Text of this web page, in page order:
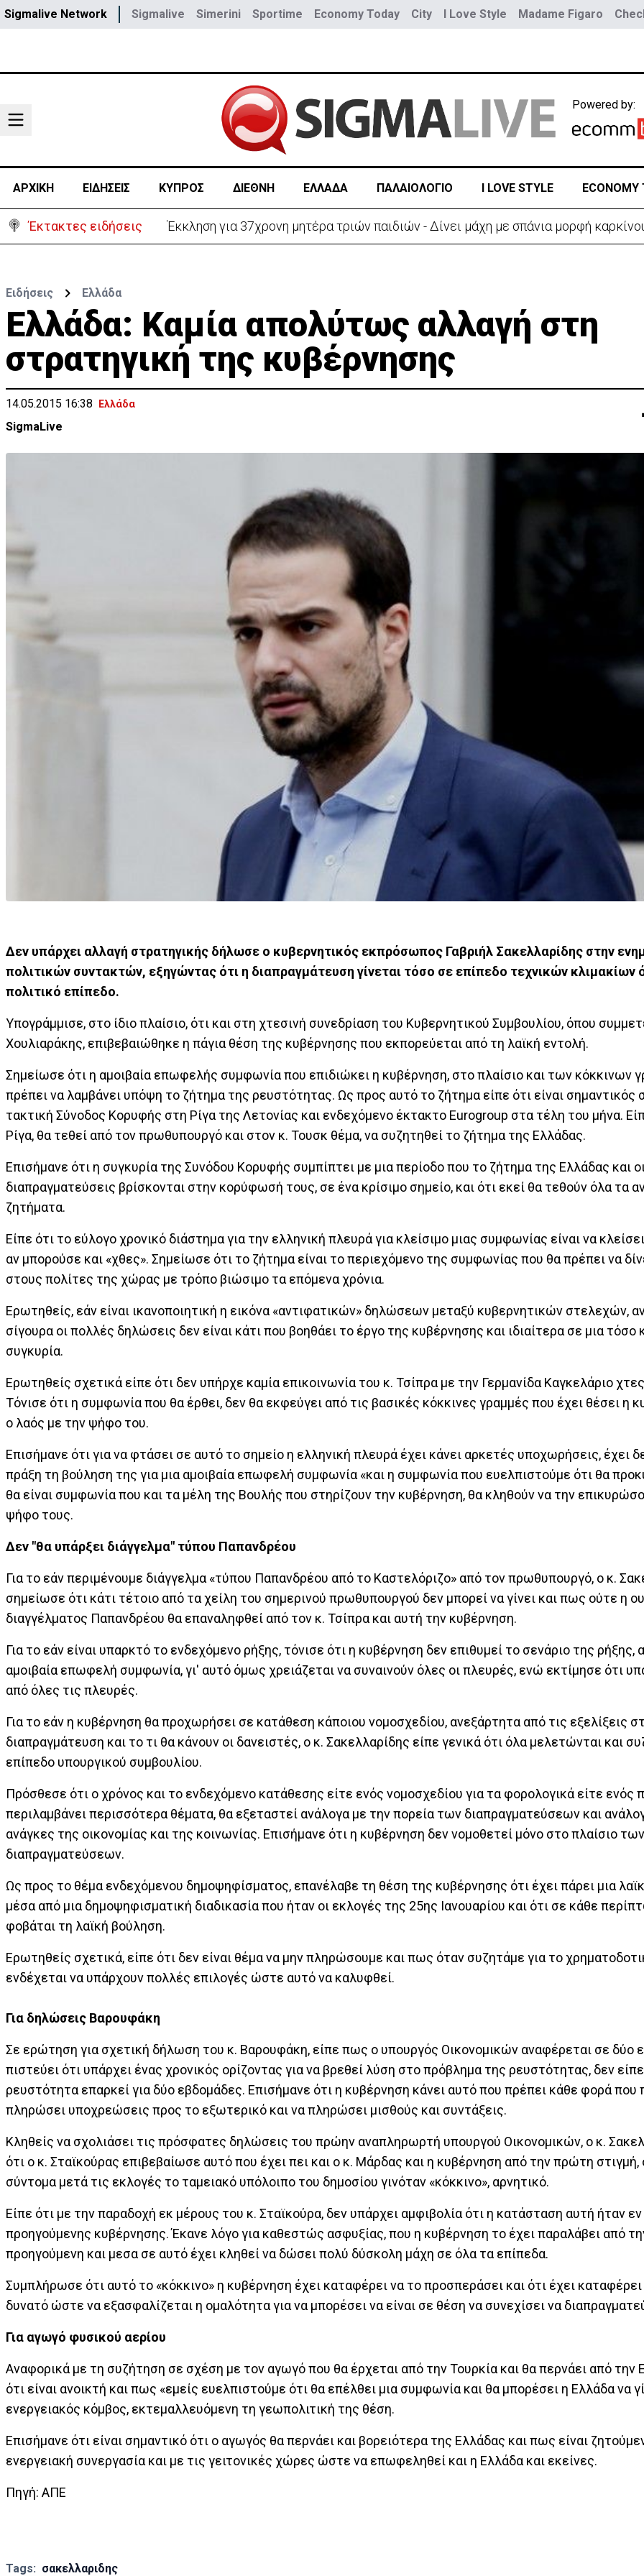
Sigmalive Network Sigmalive Simerini Sportime Economy Today City I Love Style Madame Figaro
Powered by:
ΑΡΧΙΚΗ ΕΙΔΗΣΕΙΣ ΚΥΠΡΟΣ ΔΙΕΘΝΗ ΕΛΛΑΔΑ ΠΑΛΑΙΟΛΟΓΙΟ I LOVE STYLE ECONOMY
Έκτακτες ειδήσεις Έκκληση για 37χρονη μητέρα τριών παιδιών - Δίνει μάχη με σπάνια μορφή
Ειδήσεις Ελλάδα
Eλλάδα: Kαμία απολύτως αλλαγή στη
στρατηγική της κυβέρνησης
14.05.2015 16:38 Ελλάδα
SigmaLive
Δεν υπάρχει αλλαγή στρατηγικής δήλωσε ο κυβερνητικός εκπρόσωπος Γαβριήλ Σακελλαρίδης στην
πολιτικών συντακτών, εξηγώντας ότι η διαπραγμάτευση γίνεται τόσο σε επίπεδο τεχνικών κλιμακίων
πολιτικό επίπεδο.
Υπογράμμισε, στο ίδιο πλαίσιο, ότι και στη χτεσινή συνεδρίαση του Κυβερνητικού Συμβουλίου, όπου
Χουλιαράκης, επιβεβαιώθηκε η πάγια θέση της κυβέρνησης που εκπορεύεται από τη λαϊκή εντολή.
Σημείωσε ότι η αμοιβαία επωφελής συμφωνία που επιδιώκει η κυβέρνηση, στο πλαίσιο και των κόκκινων
πρέπει να λαμβάνει υπόψη το ζήτημα της ρευστότητας. Ως προς αυτό το ζήτημα είπε ότι είναι σημαντικός
τακτική Σύνοδος Κορυφής στη Ρίγα της Λετονίας και ενδεχόμενο έκτακτο Eurogroup στα τέλη του μήνα.
Ρίγα, θα τεθεί από τον πρωθυπουργό και στον κ. Τουσκ θέμα, να συζητηθεί το ζήτημα της Ελλάδας.
Επισήμανε ότι η συγκυρία της Συνόδου Κορυφής συμπίπτει με μια περίοδο που το ζήτημα της Ελλάδας και
διαπραγματεύσεις βρίσκονται στην κορύφωσή τους, σε ένα κρίσιμο σημείο, και ότι εκεί θα τεθούν όλα τα
ζητήματα.
Είπε ότι το εύλογο χρονικό διάστημα για την ελληνική πλευρά για κλείσιμο μιας συμφωνίας είναι να
αν μπορούσε και «χθες». Σημείωσε ότι το ζήτημα είναι το περιεχόμενο της συμφωνίας που θα πρέπει να
στους πολίτες της χώρας με τρόπο βιώσιμο τα επόμενα χρόνια.
Ερωτηθείς, εάν είναι ικανοποιητική η εικόνα «αντιφατικών» δηλώσεων μεταξύ κυβερνητικών στελεχών,
σίγουρα οι πολλές δηλώσεις δεν είναι κάτι που βοηθάει το έργο της κυβέρνησης και ιδιαίτερα σε μια τόσο
συγκυρία.
Ερωτηθείς σχετικά είπε ότι δεν υπήρχε καμία επικοινωνία του κ. Τσίπρα με την Γερμανίδα Καγκελάριο
Τόνισε ότι η συμφωνία που θα έρθει, δεν θα εκφεύγει από τις βασικές κόκκινες γραμμές που έχει θέσει η
ο λαός με την ψήφο του.
Επισήμανε ότι για να φτάσει σε αυτό το σημείο η ελληνική πλευρά έχει κάνει αρκετές υποχωρήσεις, έχει
πράξη τη βούληση της για μια αμοιβαία επωφελή συμφωνία «και η συμφωνία που ευελπιστούμε ότι θα
θα είναι συμφωνία που και τα μέλη της Βουλής που στηρίζουν την κυβέρνηση, θα κληθούν να την
ψήφο τους.
Δεν "θα υπάρξει διάγγελμα" τύπου Παπανδρέου
Για το εάν περιμένουμε διάγγελμα «τύπου Παπανδρέου από το Καστελόριζο» από τον πρωθυπουργό, ο κ.
σημείωσε ότι κάτι τέτοιο από τα χείλη του σημερινού πρωθυπουργού δεν μπορεί να γίνει και πως ούτε η
διαγγέλματος Παπανδρέου θα επαναληφθεί από τον κ. Τσίπρα και αυτή την κυβέρνηση.
Για το εάν είναι υπαρκτό το ενδεχόμενο ρήξης, τόνισε ότι η κυβέρνηση δεν επιθυμεί το σενάριο της ρήξης,
αμοιβαία επωφελή συμφωνία, γι' αυτό όμως χρειάζεται να συναινούν όλες οι πλευρές, ενώ εκτίμησε ότι
από όλες τις πλευρές.
Για το εάν η κυβέρνηση θα προχωρήσει σε κατάθεση κάποιου νομοσχεδίου, ανεξάρτητα από τις εξελίξεις
διαπραγμάτευση και το τι θα κάνουν οι δανειστές, ο κ. Σακελλαρίδης είπε γενικά ότι όλα μελετώνται και
επίπεδο υπουργικού συμβουλίου.
Πρόσθεσε ότι ο χρόνος και το ενδεχόμενο κατάθεσης είτε ενός νομοσχεδίου για τα φορολογικά είτε ενός
περιλαμβάνει περισσότερα θέματα, θα εξεταστεί ανάλογα με την πορεία των διαπραγματεύσεων και
ανάγκες της οικονομίας και της κοινωνίας. Επισήμανε ότι η κυβέρνηση δεν νομοθετεί μόνο στο πλαίσιο των
διαπραγματεύσεων.
Ως προς το θέμα ενδεχόμενου δημοψηφίσματος, επανέλαβε τη θέση της κυβέρνησης ότι έχει πάρει μια
μέσα από μια δημοψηφισματική διαδικασία που ήταν οι εκλογές της 25ης Ιανουαρίου και ότι σε κάθε
φοβάται τη λαϊκή βούληση.
Ερωτηθείς σχετικά, είπε ότι δεν είναι θέμα να μην πληρώσουμε και πως όταν συζητάμε για το
ενδέχεται να υπάρχουν πολλές επιλογές ώστε αυτό να καλυφθεί.
Για δηλώσεις Βαρουφάκη
Σε ερώτηση για σχετική δήλωση του κ. Βαρουφάκη, είπε πως ο υπουργός Οικονομικών αναφέρεται σε δύο
πιστεύει ότι υπάρχει ένας χρονικός ορίζοντας για να βρεθεί λύση στο πρόβλημα της ρευστότητας, δεν
ρευστότητα επαρκεί για δύο εβδομάδες. Επισήμανε ότι η κυβέρνηση κάνει αυτό που πρέπει κάθε φορά που
πληρώσει υποχρεώσεις προς το εξωτερικό και να πληρώσει μισθούς και συντάξεις.
Κληθείς να σχολιάσει τις πρόσφατες δηλώσεις του πρώην αναπληρωρτή υπουργού Οικονομικών, ο κ.
ότι ο κ. Σταϊκούρας επιβεβαίωσε αυτό που έχει πει και ο κ. Μάρδας και η κυβέρνηση από την πρώτη στιγμή,
σύντομα μετά τις εκλογές το ταμειακό υπόλοιπο του δημοσίου γινόταν «κόκκινο», αρνητικό.
Είπε ότι με την παραδοχή εκ μέρους του κ. Σταϊκούρα, δεν υπάρχει αμφιβολία ότι η κατάσταση αυτή ήταν
προηγούμενης κυβέρνησης. Έκανε λόγο για καθεστώς ασφυξίας, που η κυβέρνηση το έχει παραλάβει από
προηγούμενη και μεσα σε αυτό έχει κληθεί να δώσει πολύ δύσκολη μάχη σε όλα τα επίπεδα.
Συμπλήρωσε ότι αυτό το «κόκκινο» η κυβέρνηση έχει καταφέρει να το προσπεράσει και ότι έχει
δυνατό ώστε να εξασφαλίζεται η ομαλότητα για να μπορέσει να είναι σε θέση να συνεχίσει να
Για αγωγό φυσικού αερίου
Αναφορικά με τη συζήτηση σε σχέση με τον αγωγό που θα έρχεται από την Τουρκία και θα περνάει από την
ότι είναι ανοικτή και πως «εμείς ευελπιστούμε ότι θα επέλθει μια συμφωνία και θα μπορέσει η Ελλάδα να
ενεργειακός κόμβος, εκτεμαλλευόμενη τη γεωπολιτική της θέση.
Επισήμανε ότι είναι σημαντικό ότι ο αγωγός θα περνάει και βορειότερα της Ελλάδας και πως είναι
ενεργειακή συνεργασία και με τις γειτονικές χώρες ώστε να επωφεληθεί και η Ελλάδα και εκείνες.
Πηγή: AΠΕ
Tags: σακελλαριδης